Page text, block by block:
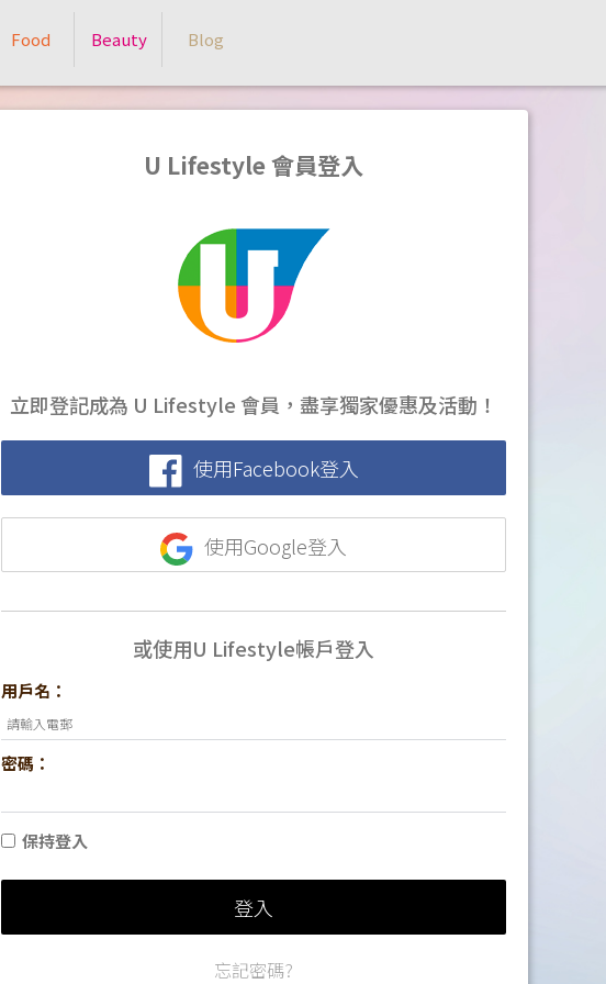
Food Beauty Blog
U Lifestyle 會員登入
立即登記成為 U Lifestyle 會員，盡享獨家優惠及活動！
使用Facebook登入
使用Google登入
或使用U Lifestyle帳戶登入
用戶名：
密碼：
保持登入
登入
忘記密碼?